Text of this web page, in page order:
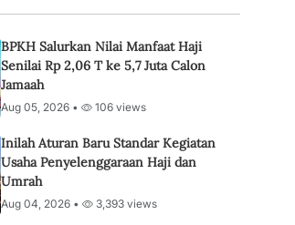
BPKH Salurkan Nilai Manfaat Haji
Senilai Rp 2,06 T ke 5,7 Juta Calon
Jamaah
Aug 05, 2026 • 106 views
Inilah Aturan Baru Standar Kegiatan
Usaha Penyelenggaraan Haji dan
Umrah
Aug 04, 2026 • 3,393 views